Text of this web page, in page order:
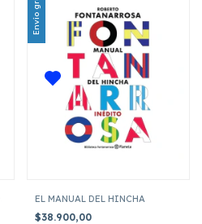
EL MANUAL DEL HINCHA
$38.900,00